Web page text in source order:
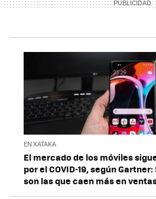
EN XATAKA
El mercado de los móviles
por el COVID-19, según
son las que caen más en